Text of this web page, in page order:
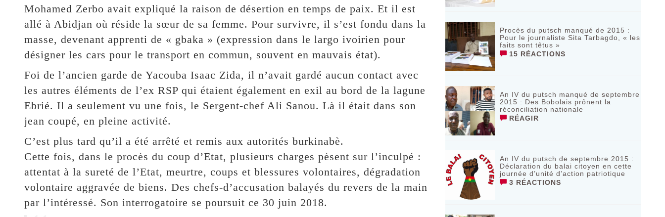
Mohamed Zerbo avait expliqué la raison de désertion en temps de paix. Et il est
allé à Abidjan où réside la sœur de sa femme. Pour survivre, il s’est fondu dans la
masse, devenant apprenti de « gbaka » (expression dans le largo ivoirien pour
désigner les cars pour le transport en commun, souvent en mauvais état).
Foi de l’ancien garde de Yacouba Isaac Zida, il n’avait gardé aucun contact avec
les autres éléments de l’ex RSP qui étaient également en exil au bord de la lagune
Ebrié. Il a seulement vu une fois, le Sergent-chef Ali Sanou. Là il était dans son
jean coupé, en pleine activité.
C’est plus tard qu’il a été arrêté et remis aux autorités burkinabè.
Cette fois, dans le procès du coup d’Etat, plusieurs charges pèsent sur l’inculpé :
attentat à la sureté de l’Etat, meurtre, coups et blessures volontaires, dégradation
volontaire aggravée de biens. Des chefs-d’accusation balayés du revers de la main
par l’intéressé. Son interrogatoire se poursuit ce 30 juin 2018.
Procès du putsch manqué de 2015 :
Pour le journaliste Sita Tarbagdo, « les
faits sont têtus »
15 RÉACTIONS
An IV du putsch manqué de septembre
2015 : Des Bobolais prônent la
réconciliation nationale
RÉAGIR
An IV du putsch de septembre 2015 :
Déclaration du balai citoyen en cette
journée d’unité d’action patriotique
3 RÉACTIONS